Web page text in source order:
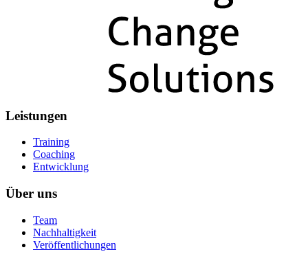
Leistungen
Training
Coaching
Entwicklung
Über uns
Team
Nachhaltigkeit
Veröffentlichungen